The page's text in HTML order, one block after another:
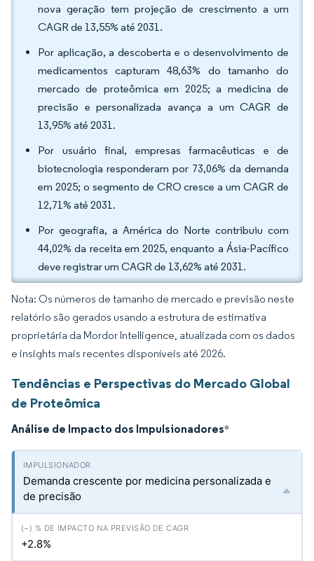
nova geração tem projeção de crescimento a um
CAGR de 13,55% até 2031.
Por aplicação, a descoberta e o desenvolvimento de
medicamentos capturam 48,63% do tamanho do
mercado de proteômica em 2025; a medicina de
precisão e personalizada avança a um CAGR de
13,95% até 2031.
Por usuário final, empresas farmacêuticas e de
biotecnologia responderam por 73,06% da demanda
em 2025; o segmento de CRO cresce a um CAGR de
12,71% até 2031.
Por geografia, a América do Norte contribuiu com
44,02% da receita em 2025, enquanto a Ásia-Pacífico
deve registrar um CAGR de 13,62% até 2031.
Nota: Os números de tamanho de mercado e previsão neste
relatório são gerados usando a estrutura de estimativa
proprietária da Mordor Intelligence, atualizada com os dados
e insights mais recentes disponíveis até 2026.
Tendências e Perspectivas do Mercado Global
de Proteômica
Análise de Impacto dos Impulsionadores*
Demanda crescente por medicina personalizada e
de precisão
+2.8%